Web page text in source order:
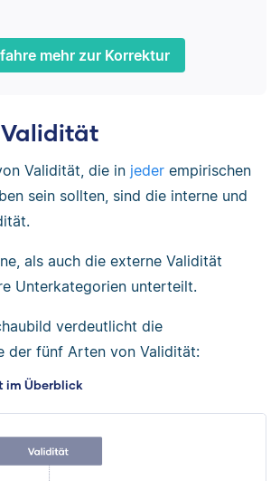
mehr zur Korrektur
Validität, die in jeder empirischen
sein sollten, sind die interne und
als auch die externe Validität
Unterkategorien unterteilt.
verdeutlicht die
der fünf Arten von Validität:
im Überblick